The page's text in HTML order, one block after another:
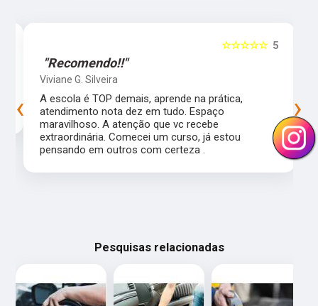
5
☆☆☆☆☆
"Recomendo!!"
Viviane G. Silveira
A escola é TOP demais, aprende na prática,
atendimento nota dez em tudo. Espaço
maravilhoso. A atenção que vc recebe
extraordinária. Comecei um curso, já estou
pensando em outros com certeza .
‹ ›
Pesquisas relacionadas